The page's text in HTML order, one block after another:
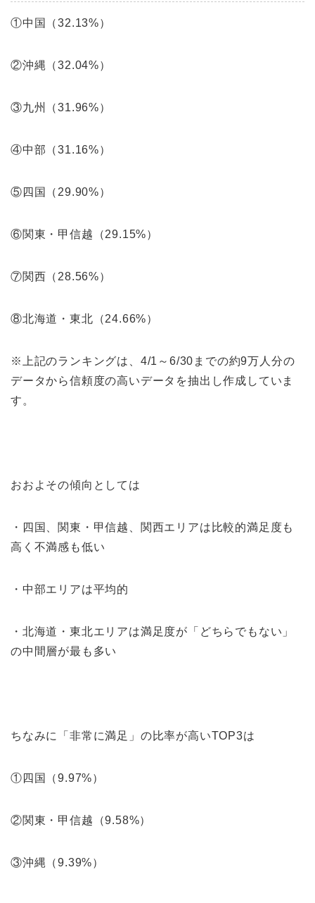
①中国（32.13%）
②沖縄（32.04%）
③九州（31.96%）
④中部（31.16%）
⑤四国（29.90%）
⑥関東・甲信越（29.15%）
⑦関西（28.56%）
⑧北海道・東北（24.66%）
※上記のランキングは、4/1～6/30までの約9万人分の
データから信頼度の高いデータを抽出し作成していま
す。
おおよその傾向としては
・四国、関東・甲信越、関西エリアは比較的満足度も
高く不満感も低い
・中部エリアは平均的
・北海道・東北エリアは満足度が「どちらでもない」
の中間層が最も多い
ちなみに「非常に満足」の比率が高いTOP3は
①四国（9.97%）
②関東・甲信越（9.58%）
③沖縄（9.39%）